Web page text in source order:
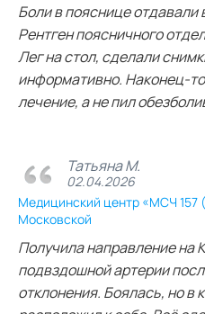
Боли в пояснице отдавали
Рентген поясничного
Лег на стол, сделали
информативно. Наконец-
лечение, а не пил
Татьяна М.
02.04.2026
Медицинский центр «МСЧ 157
Московской
Получила направление на
подвздошной артерии
отклонения. Боялась, но в